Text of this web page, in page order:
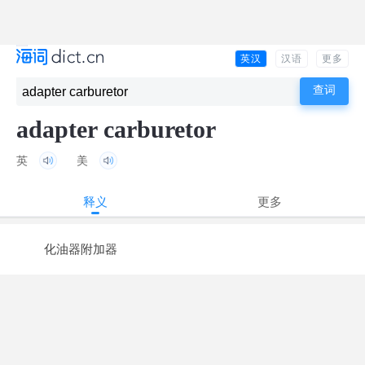
英汉 汉语 更多
adapter carburetor
英 美
释义 更多
化油器附加器